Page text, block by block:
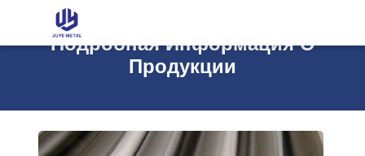
Подробная Информация О
Продукции